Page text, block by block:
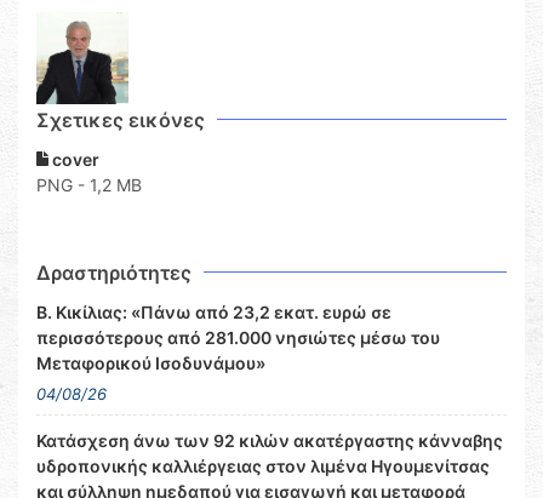
Σχετικες εικόνες
cover
PNG - 1,2 MB
Δραστηριότητες
Β. Κικίλιας: «Πάνω από 23,2 εκατ. ευρώ σε
περισσότερους από 281.000 νησιώτες μέσω του
Μεταφορικού Ισοδυνάμου»
04/08/26
Κατάσχεση άνω των 92 κιλών ακατέργαστης κάνναβης
υδροπονικής καλλιέργειας στον λιμένα Ηγουμενίτσας
και σύλληψη ημεδαπού για εισαγωγή και μεταφορά